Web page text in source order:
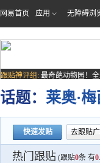
网易首页 应用 无障碍浏
跟贴神评组: 最奇葩动物园！
场子
话题： 莱奥·
快速发贴 去跟贴
热门跟贴 (跟贴0条 有0